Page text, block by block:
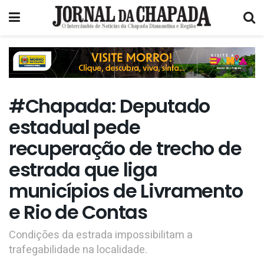
#Chapada: Deputado
estadual pede
recuperação de trecho de
estrada que liga
municípios de Livramento
e Rio de Contas
Condições da estrada impossibilitam a
trafegabilidade na localidade.